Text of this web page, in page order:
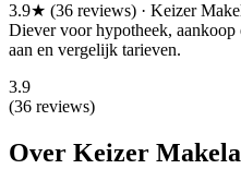
3.9★ (36 reviews) · Keizer
Diever voor hypotheek,
aan en vergelijk tarieven.
3.9
(36 reviews)
Over Keizer